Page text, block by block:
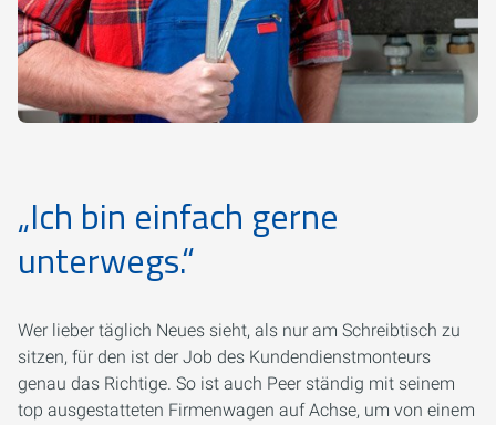
„Ich bin einfach gerne
unterwegs.“
Wer lieber täglich Neues sieht, als nur am Schreibtisch zu
sitzen, für den ist der Job des Kundendienstmonteurs
genau das Richtige. So ist auch Peer ständig mit seinem
top ausgestatteten Firmenwagen auf Achse, um von einem